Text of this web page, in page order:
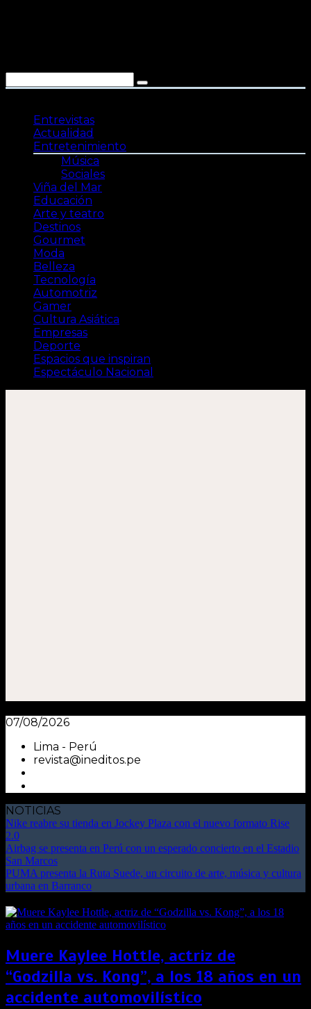
Entrevistas
Actualidad
Entretenimiento
Música
Sociales
Viña del Mar
Educación
Arte y teatro
Destinos
Gourmet
Moda
Belleza
Tecnología
Automotriz
Gamer
Cultura Asiática
Empresas
Deporte
Espacios que inspiran
Espectáculo Nacional
07/08/2026
Lima - Perú
revista@ineditos.pe
NOTICIAS
Nike reabre su tienda en Jockey Plaza con el nuevo formato Rise
2.0
Airbag se presenta en Perú con un esperado concierto en el Estadio
San Marcos
PUMA presenta la Ruta Suede, un circuito de arte, música y cultura
urbana en Barranco
Muere Kaylee Hottle, actriz de
“Godzilla vs. Kong”, a los 18 años en un
accidente automovilístico